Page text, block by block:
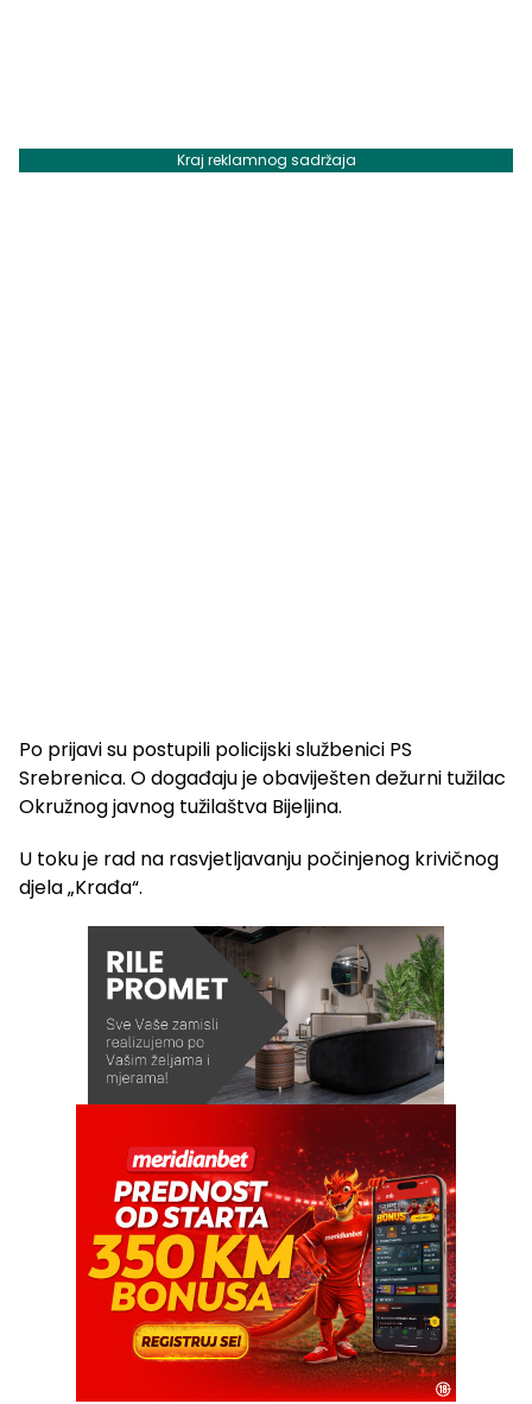
Kraj reklamnog sadržaja
Po prijavi su postupili policijski službenici PS
Srebrenica. O događaju je obaviješten dežurni tužilac
Okružnog javnog tužilaštva Bijeljina.
U toku je rad na rasvjetljavanju počinjenog krivičnog
djela „Krađa“.